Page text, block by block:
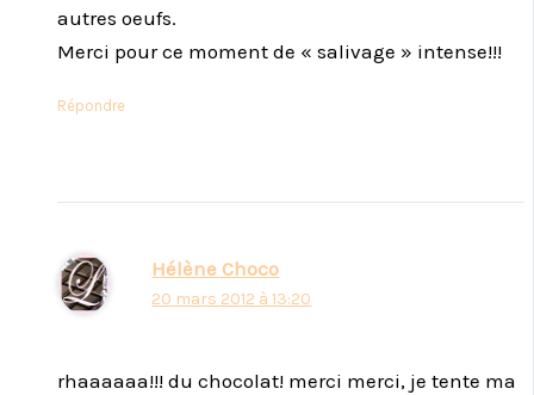
autres oeufs.
Merci pour ce moment de « salivage » intense!!!
Répondre
Hélène Choco
20 mars 2012 à 13:20
rhaaaaaa!!! du chocolat! merci merci, je tente ma